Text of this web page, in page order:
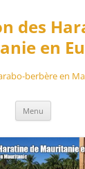
des
en
berbère en
Menu